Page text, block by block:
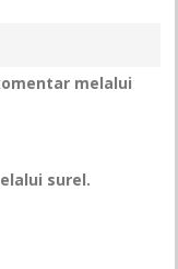
melalui
surel.